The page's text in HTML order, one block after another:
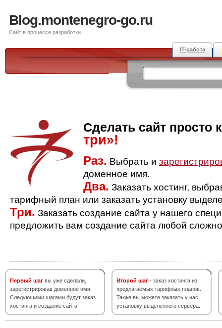
Blog.montenegro-go.ru
Сайт в процессе разработки
IT-работа
Сделать сайт просто
три»!
Раз. Выбрать и
доменное имя.
Два. Заказать хостинг,
тарифный план или заказать установку
Три. Заказать создание сайта у нашего
предложить вам создание сайта любой
Первый шаг вы уже сделали,
зарегистрировав доменное имя.
Следующими шагами будут заказ
хостинга и создание сайта.
Второй шаг - заказ хостинга из
предлагаемых тарифных планов.
Также вы можете заказать у нас
установку выделенного сервера.